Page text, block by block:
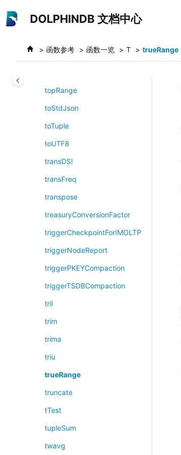
DOLPHINDB 文档中心
函数参考 函数一览 T trueRange
today
tokenize
topRange
toStdJson
toTuple
toUTF8
transDS!
transFreq
transpose
treasuryConversionFactor
triggerCheckpointForIMOLTP
triggerNodeReport
triggerPKEYCompaction
triggerTSDBCompaction
tril
trim
trima
triu
trueRange
truncate
tTest
tupleSum
twavg